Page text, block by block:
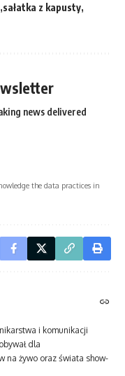
sałatka z kapusty
news delivered
the data practices in
i komunikacji
dla
na żywo oraz świata show-